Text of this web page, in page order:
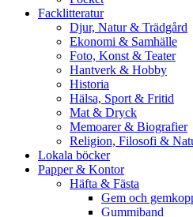
Facklitteratur
Djur, Natur & Trädgård
Ekonomi & Samhälle
Foto, Konst & Teater
Hantverk & Hobby
Historia
Hälsa, Sport & Fritid
Mat & Dryck
Memoarer & Biografier
Religion, Filosofi &
Lokala böcker
Papper & Kontor
Häfta & Fästa
Gem och
Gummiband